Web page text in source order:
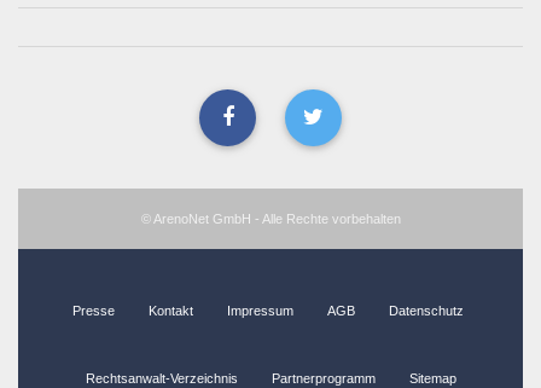
© ArenoNet GmbH - Alle Rechte vorbehalten
Presse Kontakt Impressum AGB Datenschutz
Rechtsanwalt-Verzeichnis Partnerprogramm Sitemap